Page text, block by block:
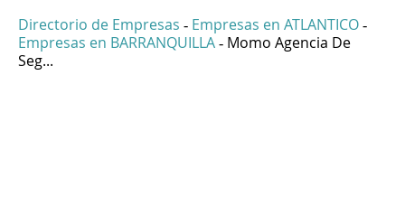
Directorio de Empresas - Empresas en ATLANTICO -
Empresas en BARRANQUILLA - Momo Agencia De
Seg...